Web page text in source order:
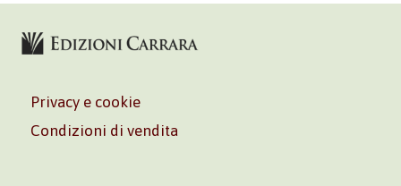
Privacy e cookie
Condizioni di vendita